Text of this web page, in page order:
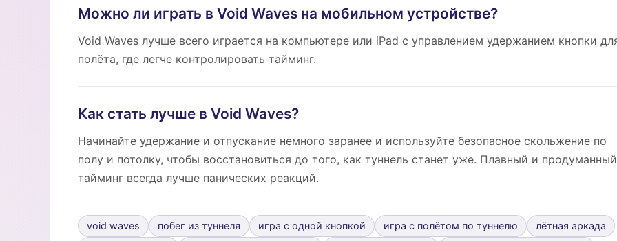
Можно ли играть в Void Waves на мобильном устройстве?
Void Waves лучше всего играется на компьютере или iPad с управлением удержанием кнопки
полёта, где легче контролировать тайминг.
Как стать лучше в Void Waves?
Начинайте удержание и отпускание немного заранее и используйте безопасное скольжение по
полу и потолку, чтобы восстановиться до того, как туннель станет уже. Плавный и продуманный
тайминг всегда лучше панических реакций.
void waves побег из туннеля игра с одной кнопкой игра с полётом по туннелю
лётная аркада